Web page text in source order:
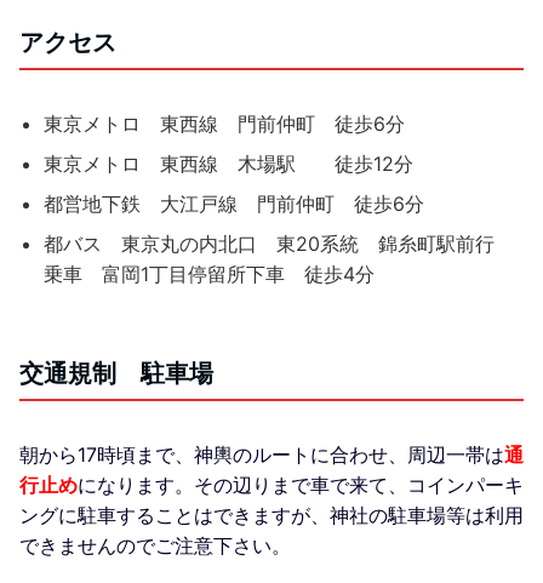
アクセス
東京メトロ 東西線 門前仲町 徒歩6分
東京メトロ 東西線 木場駅 徒歩12分
都営地下鉄 大江戸線 門前仲町 徒歩6分
都バス 東京丸の内北口 東20系統 錦糸町駅前行
乗車 富岡1丁目停留所下車 徒歩4分
交通規制 駐車場
朝から17時頃まで、神輿のルートに合わせ、周辺一帯は通
行止めになります。その辺りまで車で来て、コインパーキ
ングに駐車することはできますが、神社の駐車場等は利用
できませんのでご注意下さい。